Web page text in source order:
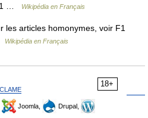
1 …
Wikipédia en Français
articles homonymes, voir F1
Wikipédia en Français
18+
Joomla,
Drupal,